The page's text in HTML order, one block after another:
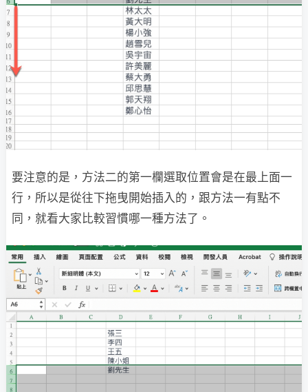
要注意的是，方法二的第一欄選取位置會是在最上面一
行，所以是從往下拖曳開始插入的，跟方法一有點不
同，就看大家比較習慣哪一種方法了。